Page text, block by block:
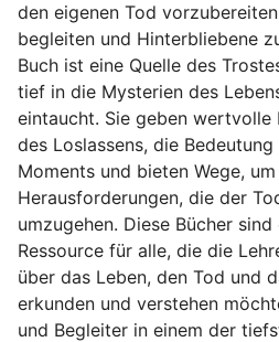
den eigenen Tod
begleiten und Hinterbliebene
Buch ist eine Quelle des
tief in die Mysterien des
eintaucht. Sie geben wertvolle
des Loslassens, die
Moments und bieten Wege,
Herausforderungen, die der
umzugehen. Diese Bücher
Ressource für alle, die die
über das Leben, den Tod und
erkunden und verstehen
und Begleiter in einem der